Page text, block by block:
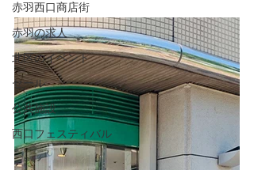
赤羽西口商店街
赤羽の求人
北区のイベント
セール
公共施設
西口フェスティバル